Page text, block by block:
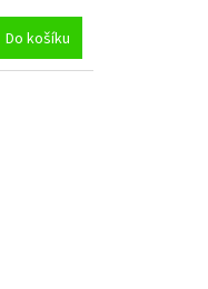
Do košíku